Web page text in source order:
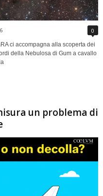
0
ci accompagna alla scoperta dei
della Nebulosa di Gum a cavallo
un problema di